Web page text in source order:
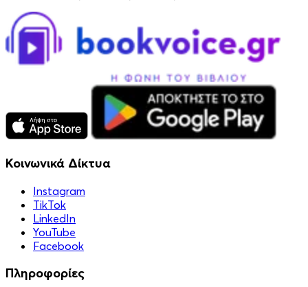
Κοινωνικά Δίκτυα
Instagram
TikTok
LinkedIn
YouTube
Facebook
Πληροφορίες